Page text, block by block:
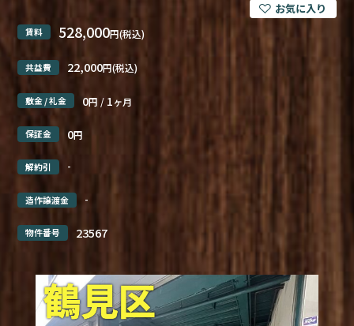
賃料 528,000円(税込)
共益費 22,000円(税込)
敷金 / 礼金 0円 / 1ヶ月
保証金 0円
解約引 -
造作譲渡金 -
物件番号 23567